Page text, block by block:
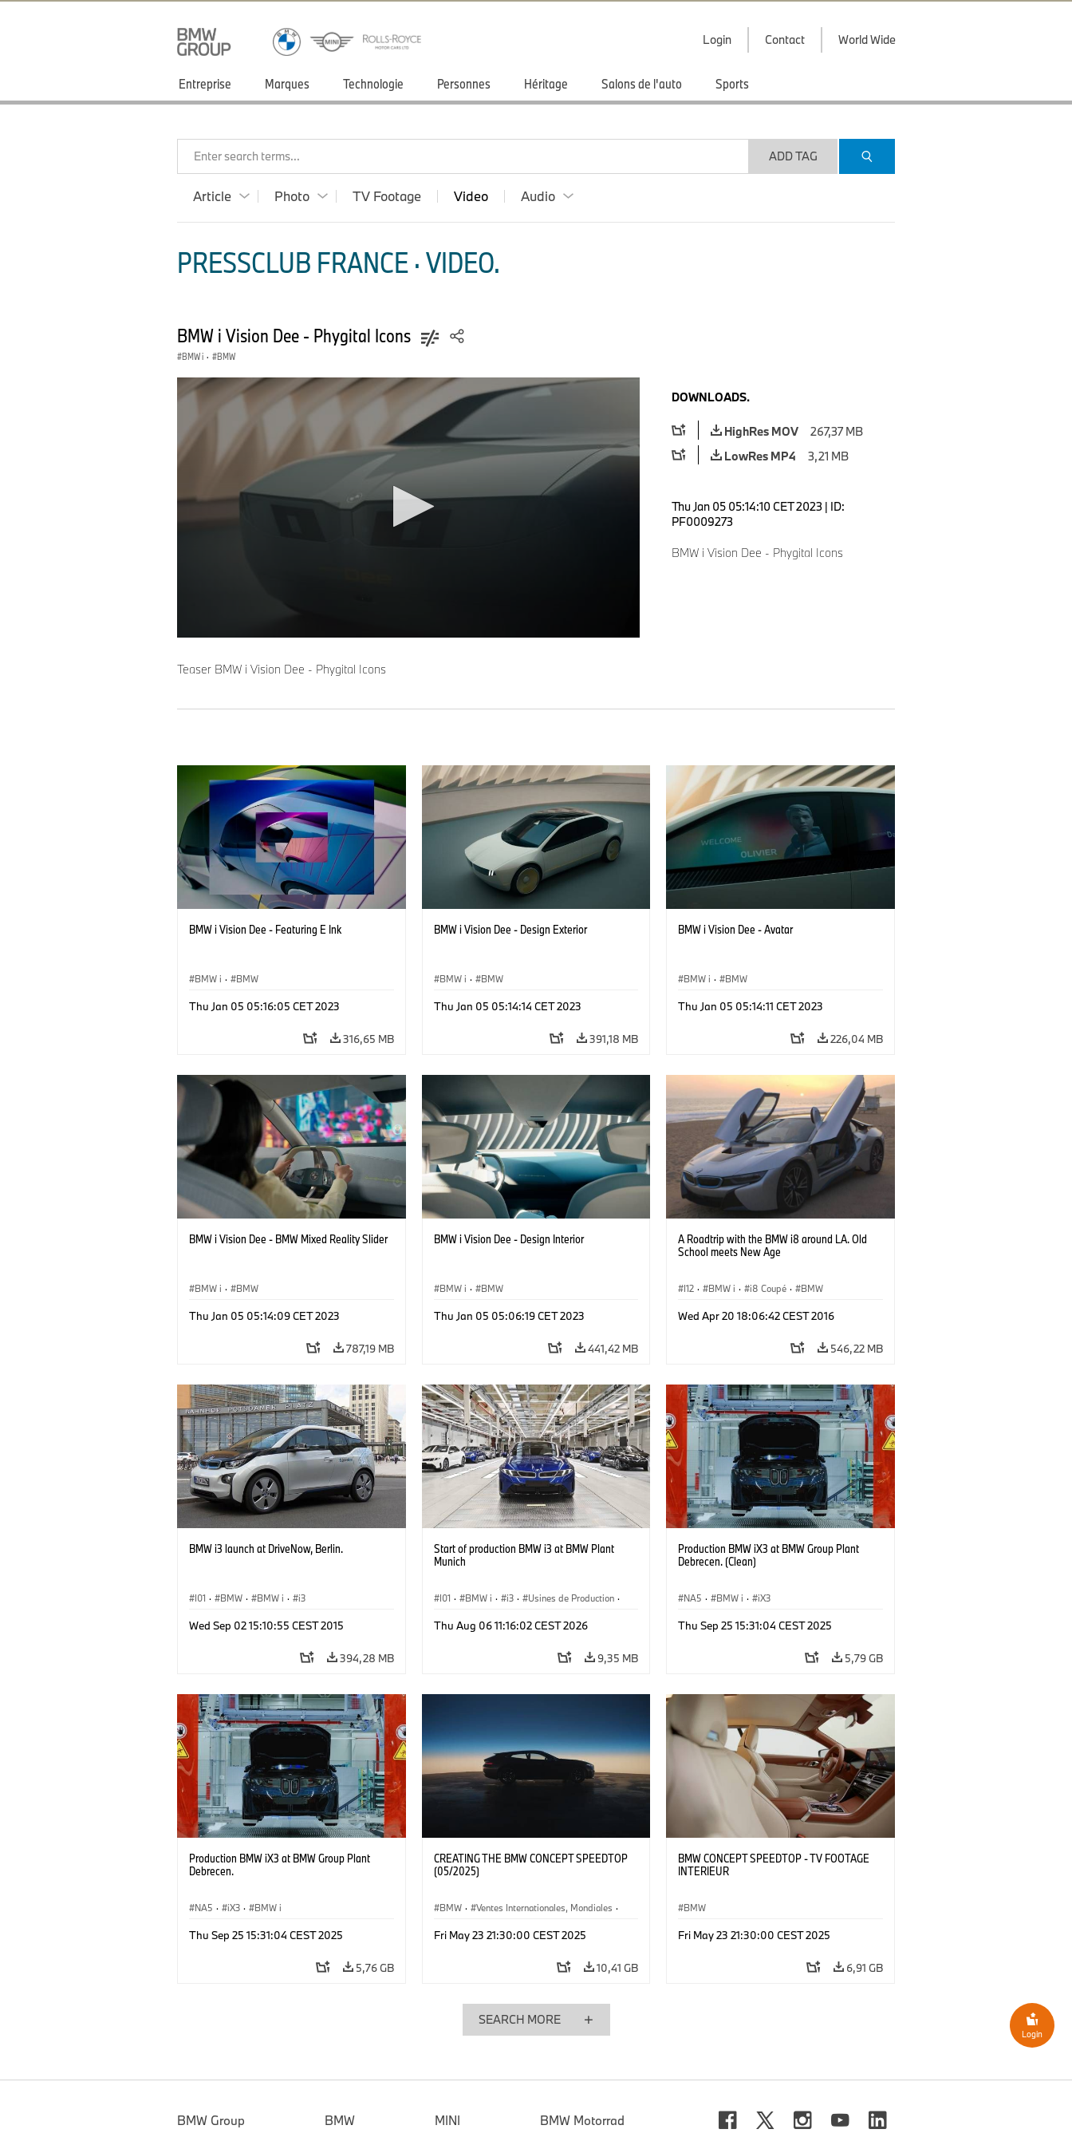
Login Contact World Wide
Entreprise Marques Technologie Personnes Héritage Salons de l'auto Sports
Enter search terms... ADD TAG
Article Photo TV Footage Video Audio
PRESSCLUB FRANCE · VIDEO.
BMW i Vision Dee - Phygital Icons
BMW i · BMW
of
90%
DOWNLOADS.
HighRes MOV
267,37 MB
LowRes MP4
3,21 MB
Thu Jan 05 05:14:10 CET 2023 | ID:
PF0009273
BMW i Vision Dee - Phygital Icons
Teaser BMW i Vision Dee - Phygital Icons
BMW i Vision Dee - Featuring E Ink
BMW i · BMW
Thu Jan 05 05:16:05 CET 2023
316,65 MB
BMW i Vision Dee - Design Exterior
BMW i · BMW
Thu Jan 05 05:14:14 CET 2023
391,18 MB
BMW i Vision Dee - Avatar
BMW i · BMW
Thu Jan 05 05:14:11 CET 2023
226,04 MB
BMW i Vision Dee - BMW Mixed Reality Slider
BMW i · BMW
Thu Jan 05 05:14:09 CET 2023
787,19 MB
BMW i Vision Dee - Design Interior
BMW i · BMW
Thu Jan 05 05:06:19 CET 2023
441,42 MB
A Roadtrip with the BMW i8 around LA. Old
School meets New Age
I12 · BMW i · i8 Coupé · BMW
Wed Apr 20 18:06:42 CEST 2016
546,22 MB
BMW i3 launch at DriveNow, Berlin.
I01 · BMW · BMW i · i3
Wed Sep 02 15:10:55 CEST 2015
394,28 MB
Start of production BMW i3 at BMW Plant
Munich
I01 · BMW i · i3 · Usines de Production ·
Production, Recyclage
Thu Aug 06 11:16:02 CEST 2026
9,35 MB
Production BMW iX3 at BMW Group Plant
Debrecen. (Clean)
NA5 · BMW i · iX3
Thu Sep 25 15:31:04 CEST 2025
5,79 GB
Production BMW iX3 at BMW Group Plant
Debrecen.
NA5 · iX3 · BMW i
Thu Sep 25 15:31:04 CEST 2025
5,76 GB
CREATING THE BMW CONCEPT SPEEDTOP
(05/2025)
BMW · Ventes Internationales, Mondiales ·
Fri May 23 21:30:00 CEST 2025
10,41 GB
BMW CONCEPT SPEEDTOP - TV FOOTAGE
INTERIEUR
BMW
Fri May 23 21:30:00 CEST 2025
6,91 GB
SEARCH MORE
BMW Group BMW MINI BMW Motorrad
Login